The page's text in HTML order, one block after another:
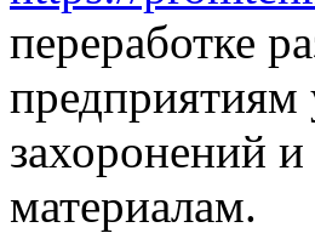
переработке
предприятиям
захоронений
материалам.